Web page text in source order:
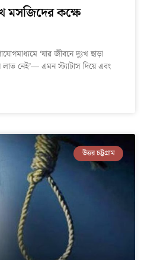
মসজিদের কক্ষে
‘যার জীবনে দুঃখ ছাড়া
নেই’— এমন স্ট্যাটাস দিয়ে এবং
উত্তর চট্টগ্রাম